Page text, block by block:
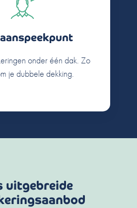
onder één dak. Zo
je dubbele dekking.
uitgebreide